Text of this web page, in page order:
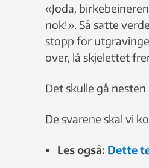
«Joda,
nok!». Så satte
stopp for
over, lå skjelettet
Det skulle gå
De svarene skal vi
Les også: Dette